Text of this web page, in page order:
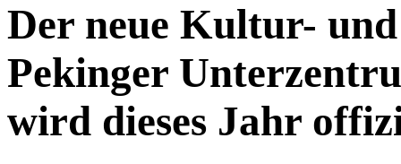
Der neue Kultur-
Pekinger
wird dieses Jahr